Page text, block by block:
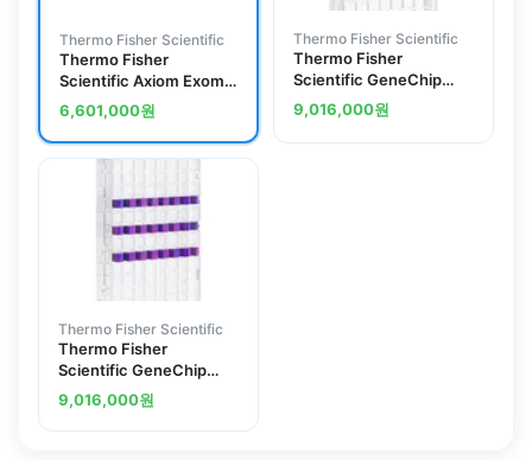
Thermo Fisher Scientific
Thermo Fisher
Scientific Axiom Exome
319 Array Plate
6,601,000원
Thermo Fisher Scientific
Thermo Fisher
Scientific GeneChip
Rice Gene 1.1 ST Array
Plate, Japan
9,016,000원
Thermo Fisher Scientific
Thermo Fisher
Scientific GeneChip
Soybean Gene 1.1 ST
Array Plate
9,016,000원